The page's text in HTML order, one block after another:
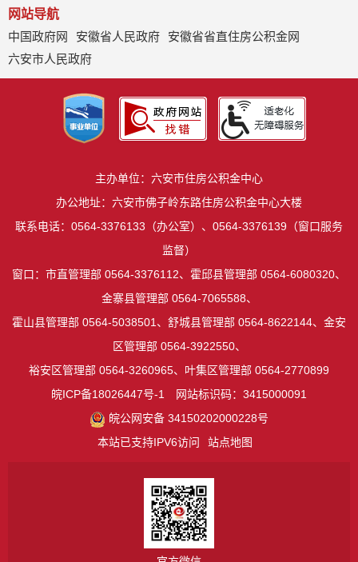
网站导航
中国政府网
安徽省人民政府
安徽省省直住房公积金网
六安市人民政府
主办单位：六安市住房公积金中心
办公地址：六安市佛子岭东路住房公积金中心大楼
联系电话：0564-3376133（办公室）、0564-3376139（窗口服务
监督）
窗口：市直管理部 0564-3376112、霍邱县管理部 0564-6080320、
金寨县管理部 0564-7065588、
霍山县管理部 0564-5038501、舒城县管理部 0564-8622144、金安
区管理部 0564-3922550、
裕安区管理部 0564-3260965、叶集区管理部 0564-2770899
皖ICP备18026447号-1
网站标识码：3415000091
皖公网安备 34150202000228号
本站已支持IPV6访问
站点地图